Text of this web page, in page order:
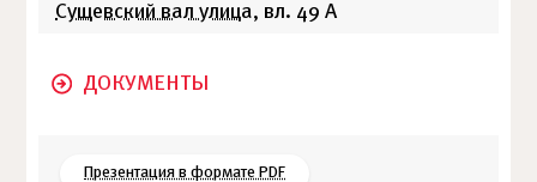
Сущевский вал улица, вл. 49 А
ДОКУМЕНТЫ
Презентация в формате PDF